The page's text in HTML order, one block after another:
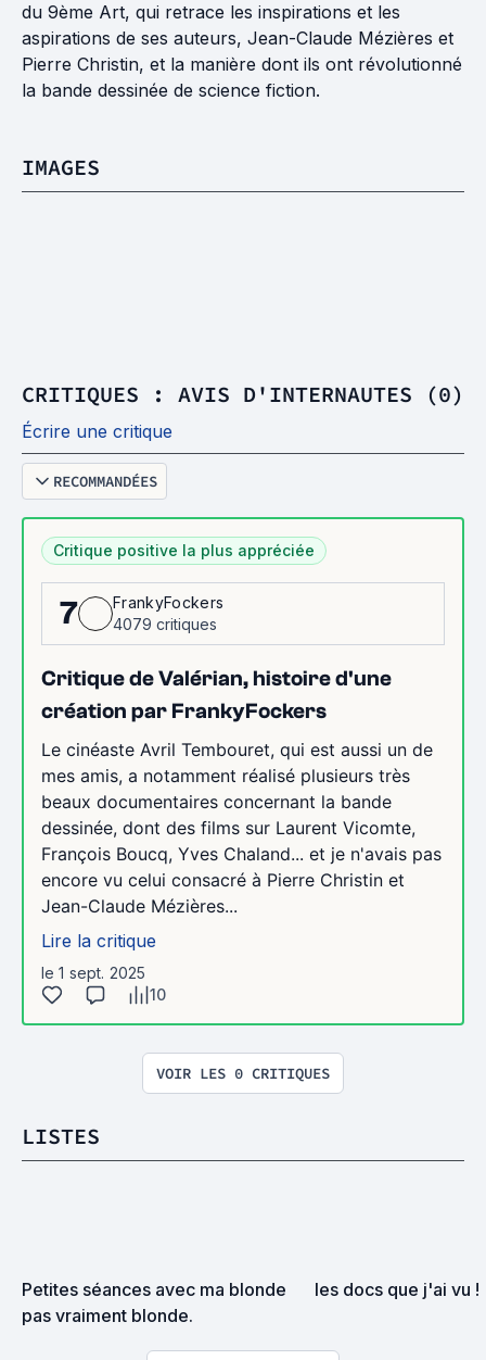
du 9ème Art, qui retrace les inspirations et les
aspirations de ses auteurs, Jean-Claude Mézières et
Pierre Christin, et la manière dont ils ont révolutionné
la bande dessinée de science fiction.
IMAGES
CRITIQUES : AVIS D'INTERNAUTES (0)
Écrire une critique
RECOMMANDÉES
Critique positive la plus appréciée
7
FrankyFockers
4079 critiques
Critique de Valérian, histoire d'une
création par FrankyFockers
Le cinéaste Avril Tembouret, qui est aussi un de
mes amis, a notamment réalisé plusieurs très
beaux documentaires concernant la bande
dessinée, dont des films sur Laurent Vicomte,
François Boucq, Yves Chaland... et je n'avais pas
encore vu celui consacré à Pierre Christin et
Jean-Claude Mézières...
Lire la critique
le 1 sept. 2025
10
VOIR LES 0 CRITIQUES
LISTES
Petites séances avec ma blonde
pas vraiment blonde.
les docs que j'ai vu !